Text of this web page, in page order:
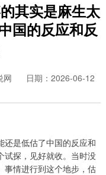
其实是麻生太
国的反应和反
网
日期：2026-06-12
还是低估了中国的反应和
试探，见好就收。当时没
事情进行到这个地步，估